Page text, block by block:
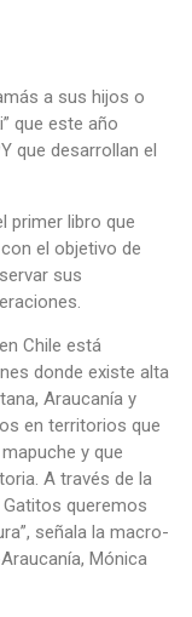
a sus hijos o
que este año
que desarrollan el
primer libro que
el objetivo de
sus
Chile está
donde existe alta
Araucanía y
en territorios que
y que
A través de la
queremos
señala la macro-
Mónica